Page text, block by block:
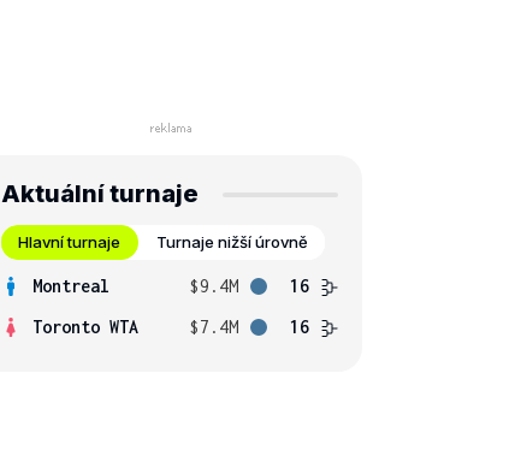
Aktuální turnaje
Hlavní turnaje Turnaje nižší úrovně
Montreal $9.4M
16
Toronto WTA
$7.4M 16